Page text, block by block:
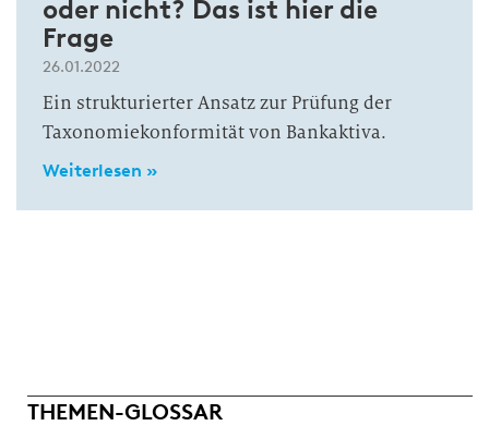
oder nicht? Das ist hier die
Frage
26.01.2022
Ein strukturierter Ansatz zur Prüfung der
Taxonomiekonformität von Bankaktiva.
Weiterlesen »
THEMEN-GLOSSAR